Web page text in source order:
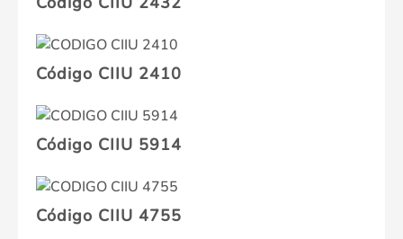
Código CIIU 2410
Código CIIU 5914
Código CIIU 4755